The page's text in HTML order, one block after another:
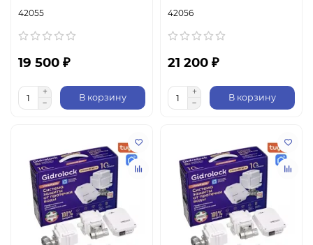
42055
19 500 ₽
В корзину
42056
21 200 ₽
В корзину